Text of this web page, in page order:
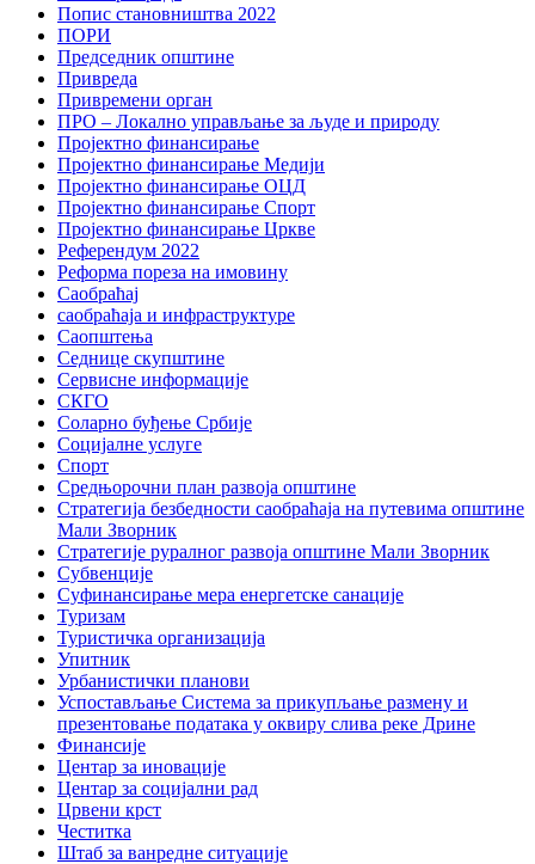
Попис становништва 2022
ПОРИ
Председник општине
Привреда
Привремени орган
ПРО – Локално управљање за људе и природу
Пројектно финансирање
Пројектно финансирање Медији
Пројектно финансирање ОЦД
Пројектно финансирање Спорт
Пројектно финансирање Цркве
Референдум 2022
Реформа пореза на имовину
Саобраћај
саобраћаја и инфраструктуре
Саопштења
Седнице скупштине
Сервисне информације
СКГО
Соларно буђење Србије
Социјалне услуге
Спорт
Средњорочни план развоја општине
Стратегија безбедности саобраћаја на путевима општине
Мали Зворник
Стратегије руралног развоја општине Мали Зворник
Субвенције
Суфинансирање мера енергетске санације
Туризам
Туристичка организација
Упитник
Урбанистички планови
Успостављање Система за прикупљање размену и
презентовање података у оквиру слива реке Дрине
Финансије
Центар за иновације
Центар за социјални рад
Црвени крст
Честитка
Штаб за ванредне ситуације